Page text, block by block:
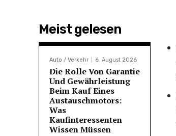
Meist gelesen
Auto / Verkehr 6. August 2026
Die Rolle Von Garantie
Und Gewährleistung
Beim Kauf Eines
Austauschmotors:
Was
Kaufinteressenten
Wissen Müssen